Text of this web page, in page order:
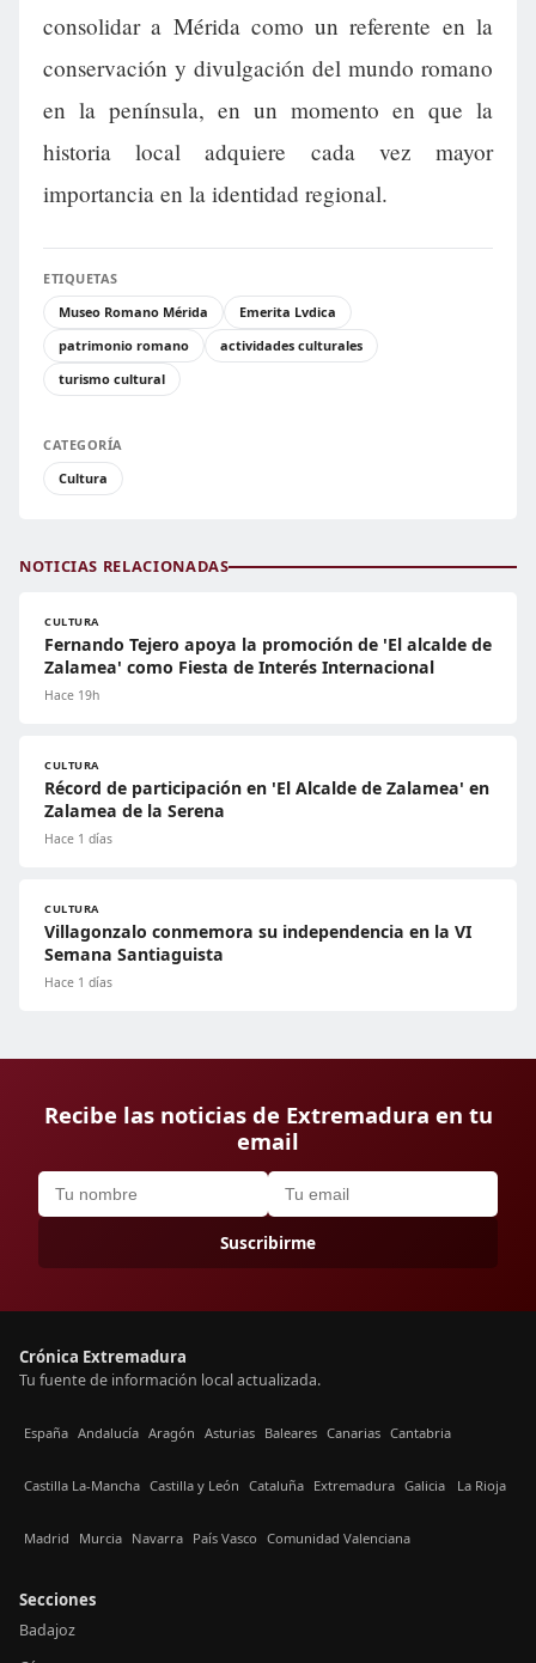
consolidar a Mérida como un referente en la
conservación y divulgación del mundo romano
en la península, en un momento en que la
historia local adquiere cada vez mayor
importancia en la identidad regional.
ETIQUETAS
Museo Romano Mérida
Emerita Lvdica
patrimonio romano
actividades culturales
turismo cultural
CATEGORÍA
Cultura
NOTICIAS RELACIONADAS
CULTURA
Fernando Tejero apoya la promoción de 'El alcalde de
Zalamea' como Fiesta de Interés Internacional
Hace 19h
CULTURA
Récord de participación en 'El Alcalde de Zalamea' en
Zalamea de la Serena
Hace 1 días
CULTURA
Villagonzalo conmemora su independencia en la VI
Semana Santiaguista
Hace 1 días
Recibe las noticias de Extremadura en tu
email
Suscribirme
Crónica Extremadura
Tu fuente de información local actualizada.
España Andalucía Aragón Asturias Baleares Canarias Cantabria
Castilla La-Mancha Castilla y León Cataluña Extremadura Galicia La Rioja
Madrid Murcia Navarra País Vasco Comunidad Valenciana
Secciones
Badajoz